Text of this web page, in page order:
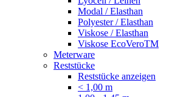
Modal / Elasthan
Polyester / Elasthan
Viskose / Elasthan
Viskose EcoVeroTM
Meterware
Reststücke
Reststücke anzeigen
< 1,00 m